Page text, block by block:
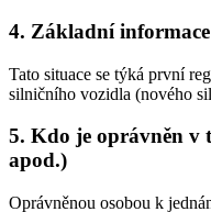
4. Základní
Tato situace se týká první
silničního vozidla (nového
5. Kdo je oprávněn v
apod.)
Oprávněnou osobou k